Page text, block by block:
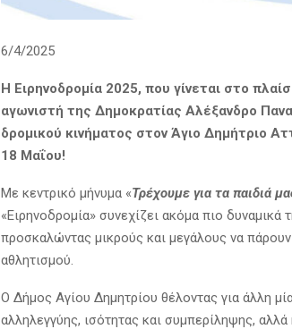
6/4/2025
Η Ειρηνοδρομία 2025, που γίνεται στο
αγωνιστή της Δημοκρατίας Αλέξανδρο
δρομικού κινήματος στον Άγιο Δημήτριο
18 Μαΐου!
Με κεντρικό μήνυμα «Τρέχουμε για τα παιδιά
«Ειρηνοδρομία» συνεχίζει ακόμα πιο δυναμικά
προσκαλώντας μικρούς και μεγάλους να
αθλητισμού.
Ο Δήμος Αγίου Δημητρίου θέλοντας για άλλη
αλληλεγγύης, ισότητας και συμπερίληψης,